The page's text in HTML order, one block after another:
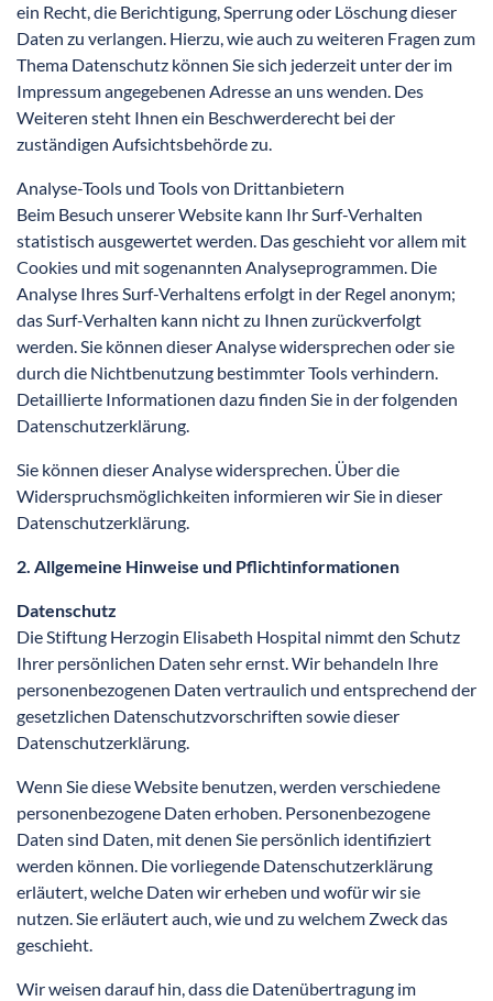
ein Recht, die Berichtigung, Sperrung oder Löschung dieser
Daten zu verlangen. Hierzu, wie auch zu weiteren Fragen zum
Thema Datenschutz können Sie sich jederzeit unter der im
Impressum angegebenen Adresse an uns wenden. Des
Weiteren steht Ihnen ein Beschwerderecht bei der
zuständigen Aufsichtsbehörde zu.
Analyse-Tools und Tools von Drittanbietern
Beim Besuch unserer Website kann Ihr Surf-Verhalten
statistisch ausgewertet werden. Das geschieht vor allem mit
Cookies und mit sogenannten Analyseprogrammen. Die
Analyse Ihres Surf-Verhaltens erfolgt in der Regel anonym;
das Surf-Verhalten kann nicht zu Ihnen zurückverfolgt
werden. Sie können dieser Analyse widersprechen oder sie
durch die Nichtbenutzung bestimmter Tools verhindern.
Detaillierte Informationen dazu finden Sie in der folgenden
Datenschutzerklärung.
Sie können dieser Analyse widersprechen. Über die
Widerspruchsmöglichkeiten informieren wir Sie in dieser
Datenschutzerklärung.
2. Allgemeine Hinweise und Pflichtinformationen
Datenschutz
Die Stiftung Herzogin Elisabeth Hospital nimmt den Schutz
Ihrer persönlichen Daten sehr ernst. Wir behandeln Ihre
personenbezogenen Daten vertraulich und entsprechend der
gesetzlichen Datenschutzvorschriften sowie dieser
Datenschutzerklärung.
Wenn Sie diese Website benutzen, werden verschiedene
personenbezogene Daten erhoben. Personenbezogene
Daten sind Daten, mit denen Sie persönlich identifiziert
werden können. Die vorliegende Datenschutzerklärung
erläutert, welche Daten wir erheben und wofür wir sie
nutzen. Sie erläutert auch, wie und zu welchem Zweck das
geschieht.
Wir weisen darauf hin, dass die Datenübertragung im